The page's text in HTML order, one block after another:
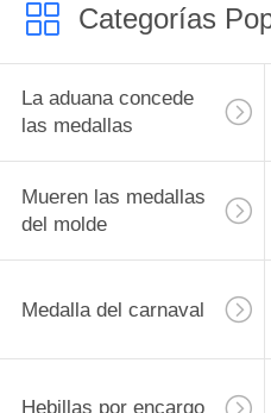
Categorías
La aduana concede
las medallas
Mueren las medallas
del molde
Medalla del carnaval
Hebillas por encargo